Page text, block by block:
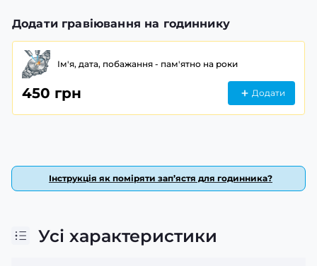
Додати гравіювання на годиннику
Ім'я, дата, побажання - пам'ятно на роки
450 грн Додати
Інструкція як поміряти зап’ястя для годинника?
Усі характеристики